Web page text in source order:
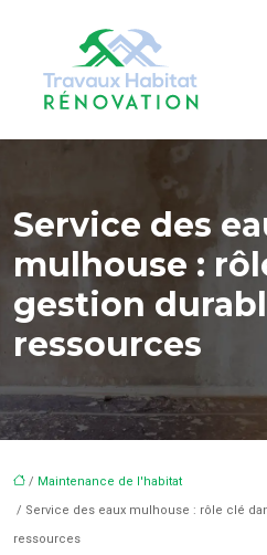
Service des
mulhouse :
gestion
ressources
/ Maintenance de l'habitat
/ Service des eaux mulhouse : rôle clé
ressources